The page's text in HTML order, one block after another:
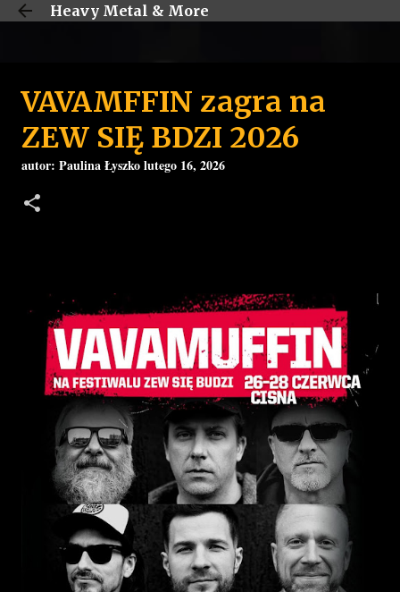
Przejdź do głównej zawartości
Heavy Metal & More
VAVAMFFIN zagra na
ZEW SIĘ BDZI 2026
autor: Paulina Łyszkolutego 16, 2026